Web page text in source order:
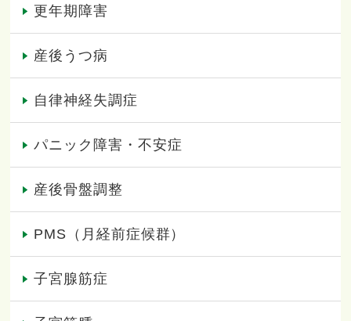
更年期障害
産後うつ病
自律神経失調症
パニック障害・不安症
産後骨盤調整
PMS（月経前症候群）
子宮腺筋症